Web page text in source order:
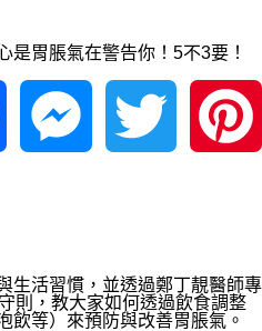
是胃脹氣在警告你！5不3要！
MessengerTwitter
Pinterest
生活習慣，並透過鄭丁靚醫師專
則，教大家如何透過飲食調整
飲等）來預防與改善胃脹氣。